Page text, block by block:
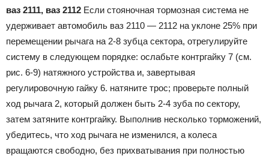
ваз 2111, ваз 2112 Если стояночная тормозная система не
удерживает автомобиль ваз 2110 — 2112 на уклоне 25% при
перемещении рычага на 2-8 зубца сектора, отрегулируйте
систему в следующем порядке: ослабьте контргайку 7 (см.
рис. 6-9) натяжного устройства и, завертывая
регулировочную гайку 6. натяните трос; проверьте полный
ход рычага 2, который должен быть 2-4 зуба по сектору,
затем затяните контргайку. Выполнив несколько торможений,
убедитесь, что ход рычага не изменился, а колеса
вращаются свободно, без прихватывания при полностью